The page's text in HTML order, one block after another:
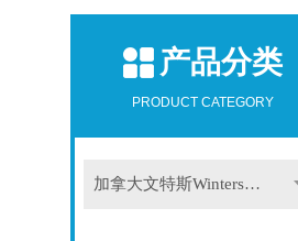
产品分类
PRODUCT CATEGORY
加拿大文特斯Winters压力表